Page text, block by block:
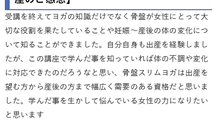
受講を終えてヨガの知識だけでなく骨盤が女性にとって大
切な役割を果たしていることや妊娠～産後の体の変化につ
いて知ることができました。自分自身も出産を経験しまし
たが、この講座で学んだ事を知っていれば体の不調や変化
に対応できたのだろうなと思い、骨盤スリムヨガは出産を
望む方から産後の方まで幅広く需要のある資格だと思いま
した。学んだ事を生かして悩んでいる女性の力になりたい
と思います